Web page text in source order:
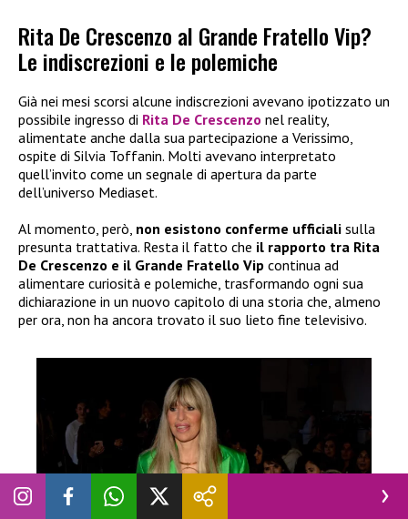
Rita De Crescenzo al Grande Fratello Vip?
Le indiscrezioni e le polemiche
Già nei mesi scorsi alcune indiscrezioni avevano ipotizzato un
possibile ingresso di Rita De Crescenzo nel reality,
alimentate anche dalla sua partecipazione a Verissimo,
ospite di Silvia Toffanin. Molti avevano interpretato
quell’invito come un segnale di apertura da parte
dell’universo Mediaset.
Al momento, però, non esistono conferme ufficiali sulla
presunta trattativa. Resta il fatto che il rapporto tra Rita
De Crescenzo e il Grande Fratello Vip continua ad
alimentare curiosità e polemiche, trasformando ogni sua
dichiarazione in un nuovo capitolo di una storia che, almeno
per ora, non ha ancora trovato il suo lieto fine televisivo.